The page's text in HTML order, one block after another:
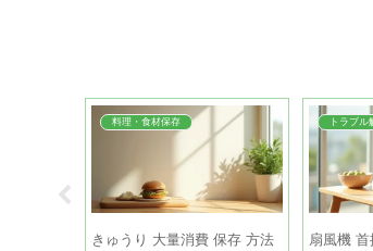
料理・食材保存
きゅうり 大量消費 保存 方法
トラブル
扇風機